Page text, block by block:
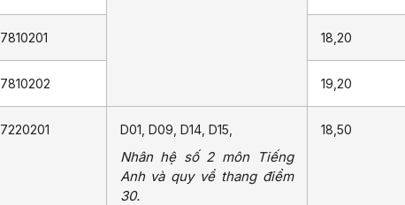
7810201 18,20
7810202 19,20
7220201 D01, D09, D14, D15,
Nhân hệ số 2 môn Tiếng
Anh và quy về thang điểm
30.
18,50